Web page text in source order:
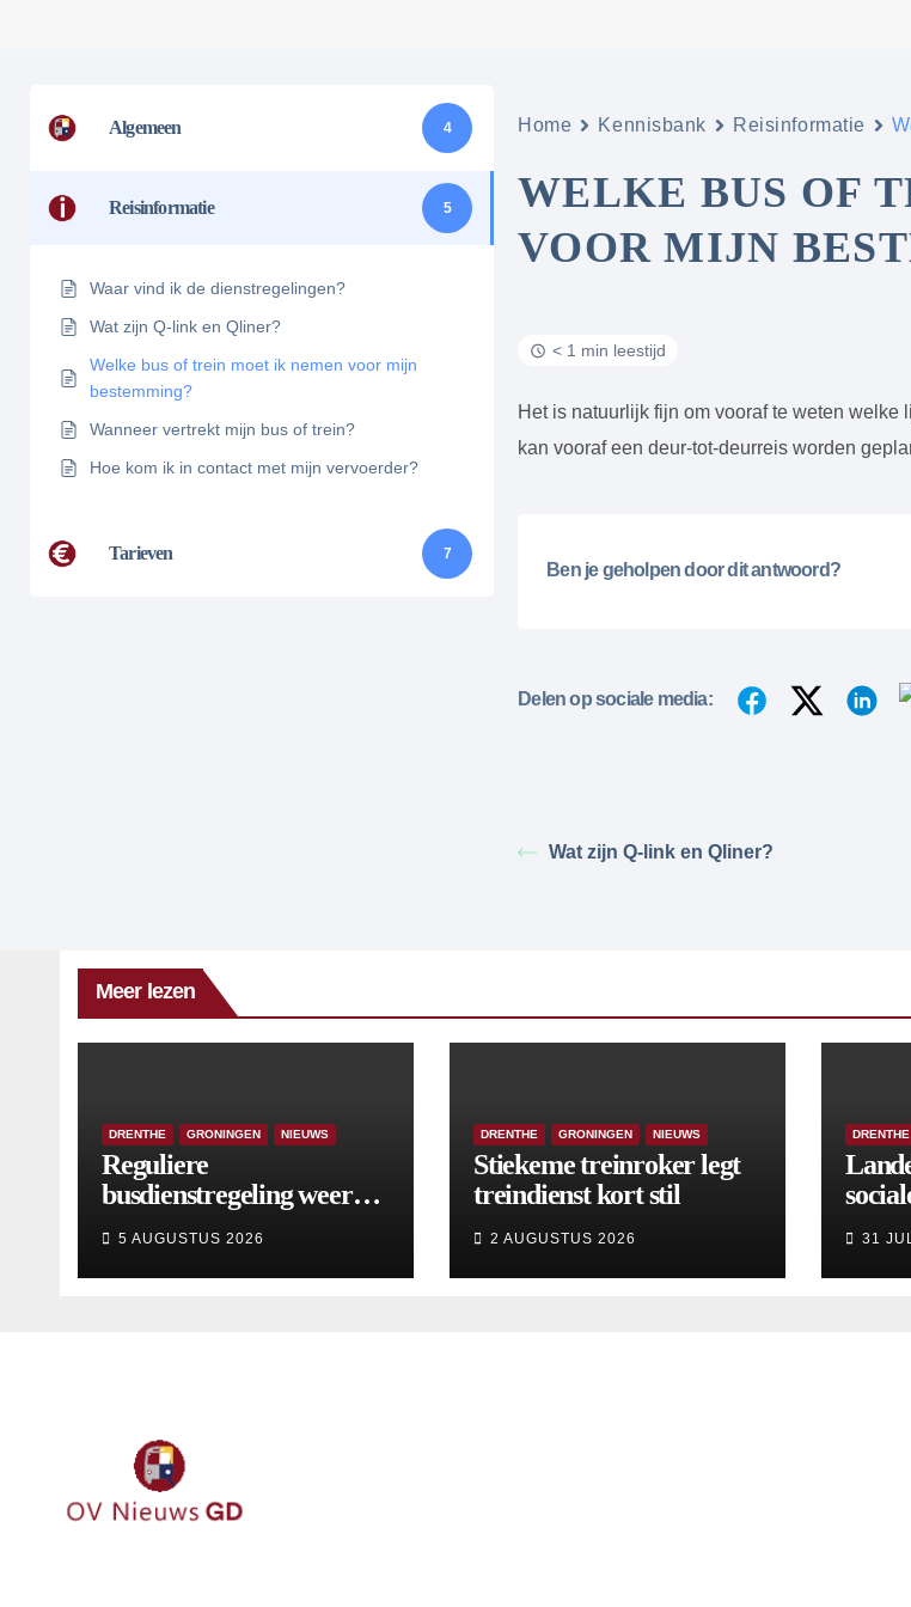
Algemeen 4
Reisinformatie 5
Waar vind ik de dienstregelingen?
Wat zijn Q-link en Qliner?
Welke bus of trein moet ik nemen voor mijn
bestemming?
Wanneer vertrekt mijn bus of trein?
Hoe kom ik in contact met mijn vervoerder?
Tarieven 7
Home Kennisbank Reisinformatie
WELKE BUS OF
VOOR MIJN
< 1 min leestijd
Het is natuurlijk fijn om vooraf te weten welke
kan vooraf een deur-tot-deurreis worden
Ben je geholpen door dit antwoord?
Delen op sociale media:
Wat zijn Q-link en Qliner?
Meer lezen
DRENTHE GRONINGEN NIEUWS
Reguliere
busdienstregeling weer
wijzigingen
5 AUGUSTUS 2026
DRENTHE GRONINGEN NIEUWS
Stiekeme treinroker legt
treindienst kort stil
2 AUGUSTUS 2026
DRENTHE
31